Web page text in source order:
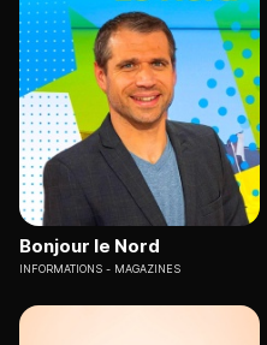
Bonjour le Nord
INFORMATIONS MAGAZINES